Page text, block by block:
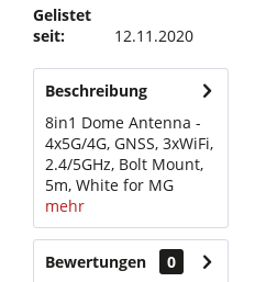
Gelistet
seit:
12.11.2020
Beschreibung
8in1 Dome Antenna -
4x5G/4G, GNSS, 3xWiFi,
2.4/5GHz, Bolt Mount,
5m, White for MG
mehr
Bewertungen
0